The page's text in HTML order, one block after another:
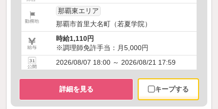
那覇東エリア
那覇市首里大名町（若夏学院）
時給1,110円
※調理師免許手当：月5,000円
2026/08/07 18:00 ～ 2026/08/21 17:59
詳細を見る キープする